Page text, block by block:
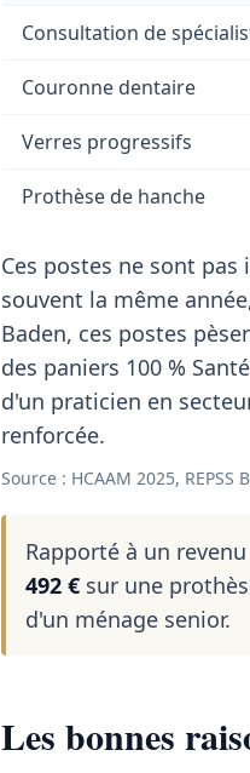
Consultation de
Couronne dentaire
Verres progressifs
Prothèse de hanche
Ces postes ne sont
souvent la même
Baden, ces postes
des paniers 100 %
d'un praticien en
renforcée.
Source : HCAAM 2025, REPSS
Rapporté à un
492 € sur une
d'un ménage senior.
Les bonnes